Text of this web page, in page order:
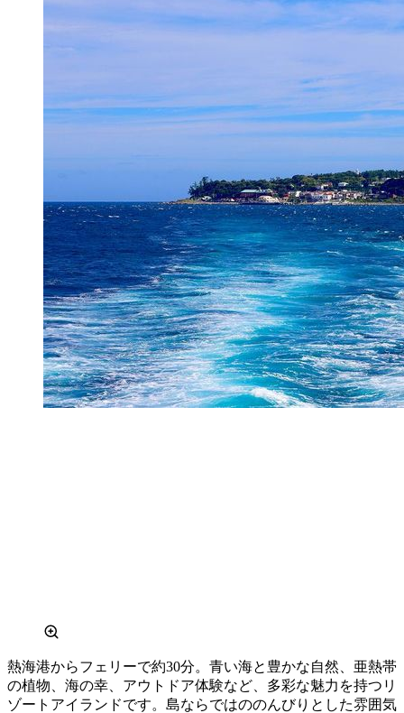
熱海港からフェリーで約30分。青い海と豊かな自然、亜熱帯
の植物、海の幸、アウトドア体験など、多彩な魅力を持つリ
ゾートアイランドです。島ならではののんびりとした雰囲気